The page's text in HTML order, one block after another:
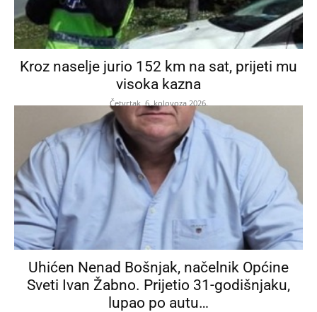
Kroz naselje jurio 152 km na sat, prijeti mu
visoka kazna
Četvrtak, 6. kolovoza 2026.
Uhićen Nenad Bošnjak, načelnik Općine
Sveti Ivan Žabno. Prijetio 31-godišnjaku,
lupao po autu…